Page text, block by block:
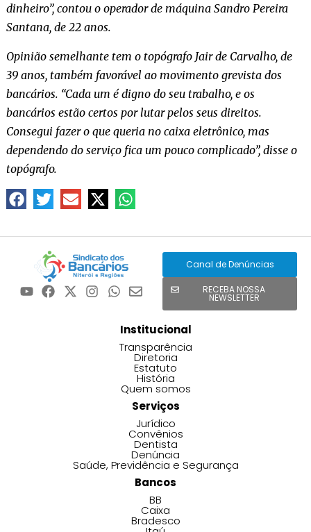
dinheiro”, contou o operador de máquina Sandro Pereira
Santana, de 22 anos.
Opinião semelhante tem o topógrafo Jair de Carvalho, de
39 anos, também favorável ao movimento grevista dos
bancários. “Cada um é digno do seu trabalho, e os
bancários estão certos por lutar pelos seus direitos.
Consegui fazer o que queria no caixa eletrônico, mas
dependendo do serviço fica um pouco complicado”, disse o
topógrafo.
Canal de Denúncias
RECEBA NOSSA
NEWSLETTER
Institucional
Transparência
Diretoria
Estatuto
História
Quem somos
Serviços
Jurídico
Convênios
Dentista
Denúncia
Saúde, Previdência e Segurança
Bancos
BB
Caixa
Bradesco